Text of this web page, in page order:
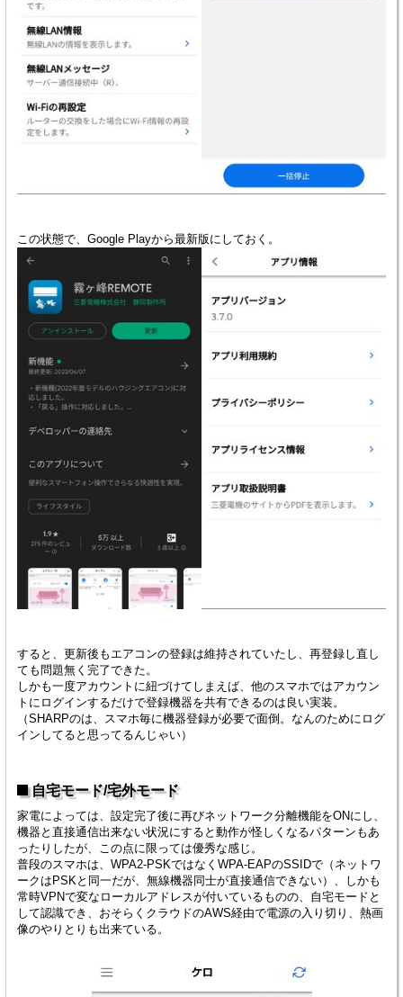
この状態で、Google Playから最新版にしておく。
すると、更新後もエアコンの登録は維持されていたし、再登録し直し
ても問題無く完了できた。
しかも一度アカウントに紐づけてしまえば、他のスマホではアカウン
トにログインするだけで登録機器を共有できるのは良い実装。
（SHARPのは、スマホ毎に機器登録が必要で面倒。なんのためにログ
インしてると思ってるんじゃい）
自宅モード/宅外モード
家電によっては、設定完了後に再びネットワーク分離機能をONにし、
機器と直接通信出来ない状況にすると動作が怪しくなるパターンもあ
ったりしたが、この点に限っては優秀な感じ。
普段のスマホは、WPA2-PSKではなくWPA-EAPのSSIDで（ネットワ
ークはPSKと同一だが、無線機器同士が直接通信できない）、しかも
常時VPNで変なローカルアドレスが付いているものの、自宅モードと
して認識でき、おそらくクラウドのAWS経由で電源の入り切り、熱画
像のやりとりも出来ている。